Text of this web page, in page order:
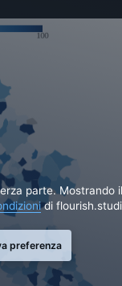
parte. Mostrando il
di
preferenza